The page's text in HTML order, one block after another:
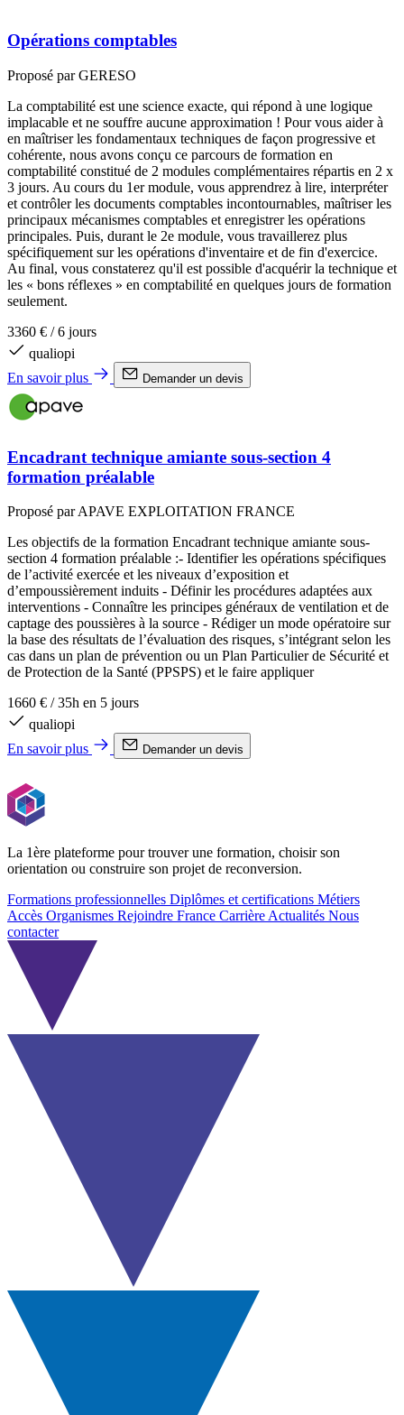
Opérations comptables
Proposé par GERESO
La comptabilité est une science exacte, qui répond à une logique
implacable et ne souffre aucune approximation ! Pour vous aider à
en maîtriser les fondamentaux techniques de façon progressive et
cohérente, nous avons conçu ce parcours de formation en
comptabilité constitué de 2 modules complémentaires répartis en 2 x
3 jours. Au cours du 1er module, vous apprendrez à lire, interpréter
et contrôler les documents comptables incontournables, maîtriser les
principaux mécanismes comptables et enregistrer les opérations
principales. Puis, durant le 2e module, vous travaillerez plus
spécifiquement sur les opérations d'inventaire et de fin d'exercice.
Au final, vous constaterez qu'il est possible d'acquérir la technique et
les « bons réflexes » en comptabilité en quelques jours de formation
seulement.
3360 € / 6 jours
qualiopi
En savoir plus
Demander un devis
Encadrant technique amiante sous-section 4
formation préalable
Proposé par APAVE EXPLOITATION FRANCE
Les objectifs de la formation Encadrant technique amiante sous-
section 4 formation préalable :- Identifier les opérations spécifiques
de l’activité exercée et les niveaux d’exposition et
d’empoussièrement induits - Définir les procédures adaptées aux
interventions - Connaître les principes généraux de ventilation et de
captage des poussières à la source - Rédiger un mode opératoire sur
la base des résultats de l’évaluation des risques, s’intégrant selon les
cas dans un plan de prévention ou un Plan Particulier de Sécurité et
de Protection de la Santé (PPSPS) et le faire appliquer
1660 € / 35h en 5 jours
qualiopi
En savoir plus
Demander un devis
La 1ère plateforme pour trouver une formation, choisir son
orientation ou construire son projet de reconversion.
Formations professionnelles Diplômes et certifications Métiers
Accès Organismes Rejoindre France CarrièreActualités Nous
contacter